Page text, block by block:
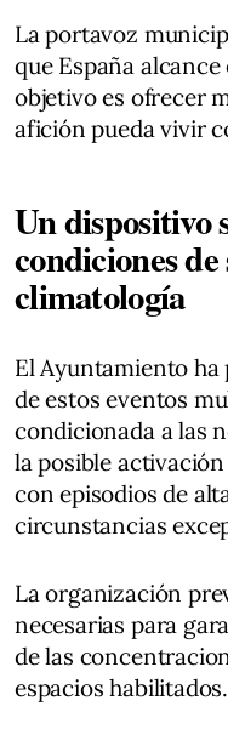
La portavoz
que España
objetivo es ofrecer
afición pueda vivir
Un dispositivo
condiciones
climatología
El Ayuntamiento ha
de estos eventos
condicionada a las
la posible
con episodios de
circunstancias
La organización
necesarias para
de las
espacios habilitados.